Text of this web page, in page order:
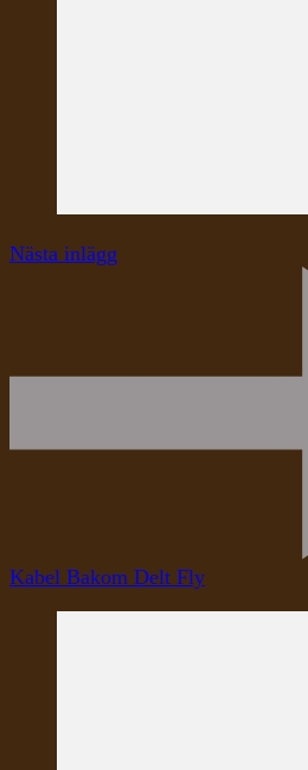
Nästa inlägg
Kabel Bakom Delt Fly